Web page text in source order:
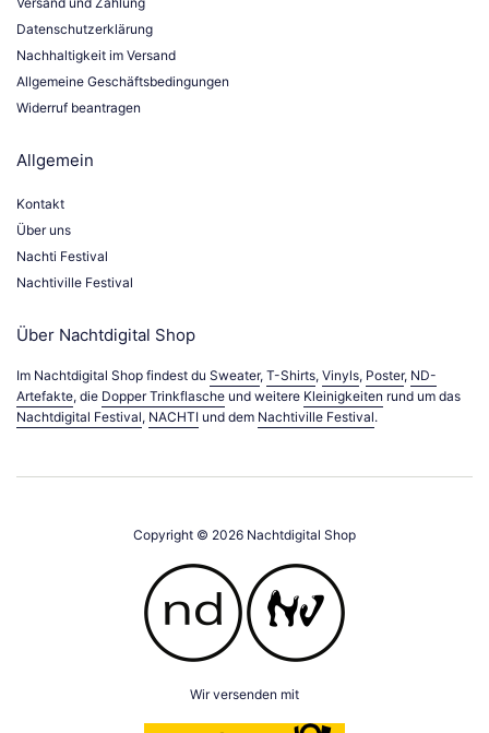
Datenschutzerklärung
Nachhaltigkeit im Versand
Allgemeine Geschäftsbedingungen
Widerruf beantragen
Allgemein
Kontakt
Über uns
Nachti Festival
Nachtiville Festival
Über Nachtdigital Shop
Im Nachtdigital Shop findest du Sweater, T-Shirts, Vinyls, Poster, ND-
Artefakte, die Dopper Trinkflasche und weitere Kleinigkeiten rund um das
Nachtdigital Festival, NACHTI und dem Nachtiville Festival.
Copyright © 2026 Nachtdigital Shop
Wir versenden mit